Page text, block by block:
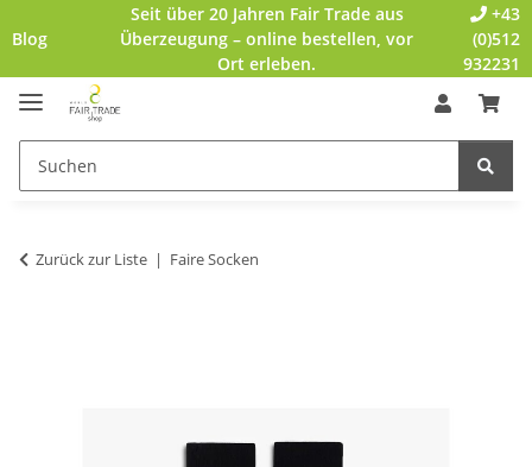
Blog
Seit über 20 Jahren Fair Trade aus
Überzeugung – online bestellen, vor
Ort erleben.
+43
(0)512
932231
Zurück zur Liste Faire Socken